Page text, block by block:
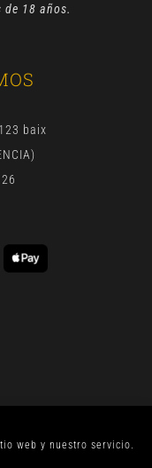
web y nuestro servicio.
18 años.
baix